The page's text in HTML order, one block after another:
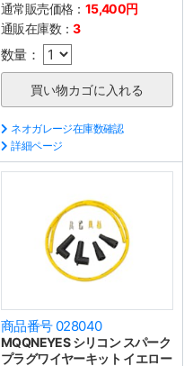
通常販売価格： 15,400円
通販在庫数：3
数量：
ネオガレージ在庫数確認
詳細ページ
商品番号 028040
MQQNEYES シリコン スパーク
プラグワイヤーキット イエロー